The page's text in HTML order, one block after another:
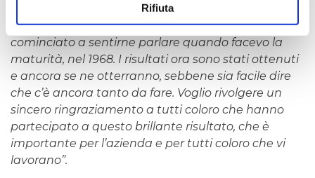
Rifiuta
solo negli ultimi anni ho visto una notevole
attenzione per questo tema pur avendo
cominciato a sentirne parlare quando facevo la
maturità, nel 1968. I risultati ora sono stati ottenuti
e ancora se ne otterranno, sebbene sia facile dire
che c’è ancora tanto da fare. Voglio rivolgere un
sincero ringraziamento a tutti coloro che hanno
partecipato a questo brillante risultato, che è
importante per l’azienda e per tutti coloro che vi
lavorano”.